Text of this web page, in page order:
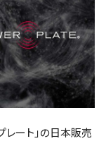
レート」の日本販売